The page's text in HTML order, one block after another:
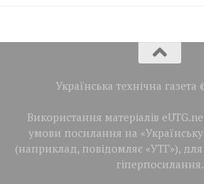
Українська технічна газета
Використання матеріалів
умови посилання на «Українську
(наприклад, повідомляє «УТГ»),
гіперпосилання.